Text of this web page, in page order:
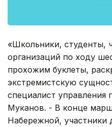
«Школьники, студенты,
организаций по ходу
прохожим буклеты,
экстремистскую
специалист управления
Муканов. - В конце
Набережной,